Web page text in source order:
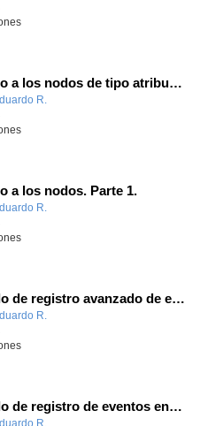
1.4. Acceso a los nodos de tipo atributo. Parte 1.
R.
a los nodos. Parte 1.
R.
3.3. Modelo de registro avanzado de eventos según W3C 1.
R.
3.1. Modelo de registro de eventos en línea 1.
R.